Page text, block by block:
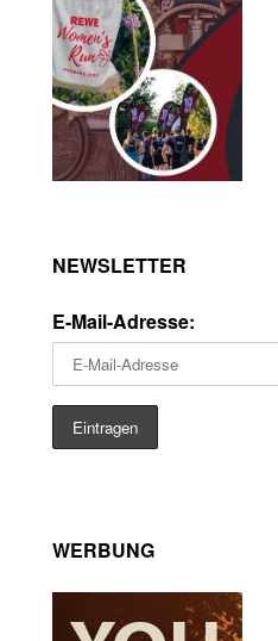
NEWSLETTER
E-Mail-Adresse:
WERBUNG